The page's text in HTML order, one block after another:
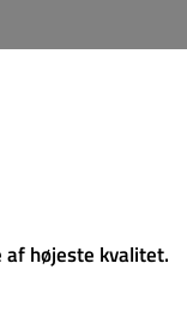
af højeste kvalitet.